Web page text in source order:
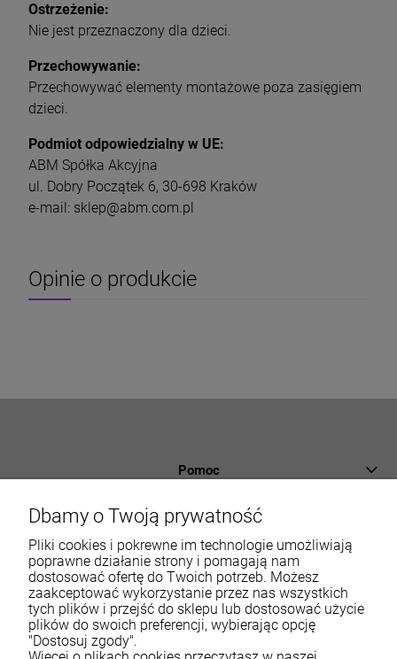
Ostrzeżenie:
Nie jest przeznaczony dla dzieci.
Przechowywanie:
Przechowywać elementy montażowe poza zasięgiem
dzieci.
Podmiot odpowiedzialny w UE:
ABM Spółka Akcyjna
ul. Dobry Początek 6, 30-698 Kraków
e-mail: sklep@abm.com.pl
Opinie o produkcie
Pomoc
Płatności i dostawa
Informacje
O nas
Moje konto
Dbamy o Twoją prywatność
Pliki cookies i pokrewne im technologie umożliwiają
poprawne działanie strony i pomagają nam
dostosować ofertę do Twoich potrzeb. Możesz
zaakceptować wykorzystanie przez nas wszystkich
tych plików i przejść do sklepu lub dostosować użycie
plików do swoich preferencji, wybierając opcję
"Dostosuj zgody".